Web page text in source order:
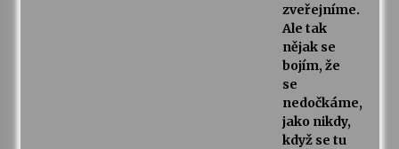
zveřejníme.
Ale tak
nějak se
bojím, že
se
nedočkáme,
jako nikdy,
když se tu